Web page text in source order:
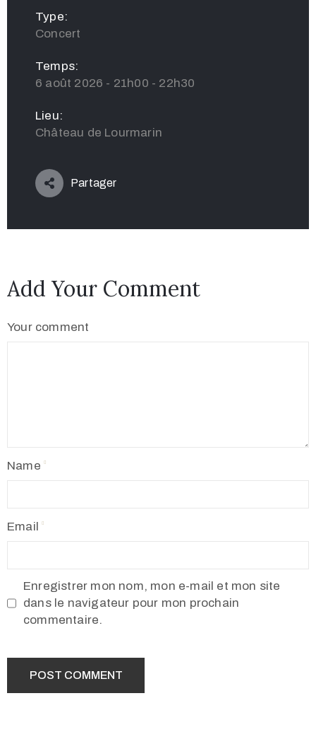
Type:
Concert
Temps:
6 août 2026 - 21h00 - 22h30
Lieu:
Château de Lourmarin
Partager
Add Your Comment
Your comment
Name
Email
Enregistrer mon nom, mon e-mail et mon site
dans le navigateur pour mon prochain
commentaire.